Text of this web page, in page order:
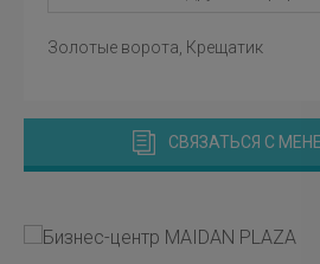
Золотые ворота, Крещатик
СВЯЗАТЬСЯ С